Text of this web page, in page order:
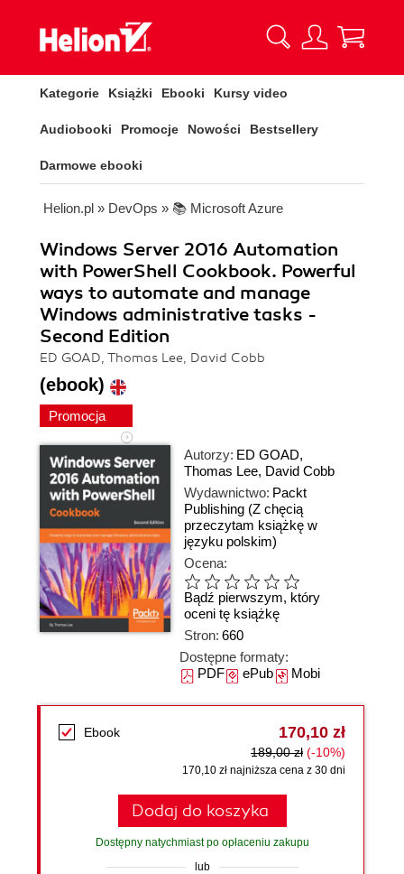
Kategorie Książki Ebooki Kursy video
Audiobooki Promocje Nowości Bestsellery
Darmowe ebooki
Helion.pl » DevOps » 📚 Microsoft Azure
Windows Server 2016 Automation
with PowerShell Cookbook. Powerful
ways to automate and manage
Windows administrative tasks -
Second Edition
ED GOAD, Thomas Lee, David Cobb
(ebook)
Promocja
Autorzy: ED GOAD,
Thomas Lee, David Cobb
Wydawnictwo: Packt
Publishing (Z chęcią
przeczytam książkę w
języku polskim)
Ocena:
Bądź pierwszym, który
oceni tę książkę
Stron: 660
Dostępne formaty:
PDFePubMobi
Ebook 170,10 zł
189,00 zł (-10%)
170,10 zł najniższa cena z 30 dni
Dodaj do koszyka
Dostępny natychmiast po opłaceniu zakupu
lub